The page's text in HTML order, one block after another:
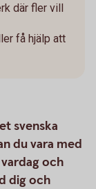
där fler vill
få hjälp att
svenska
du vara med
och
dig och